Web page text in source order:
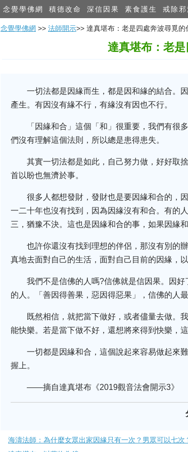
念覺學佛網 積德改命 深信因果 素食護生 戒除邪
念覺學佛網 >> 法師開示>> 達真堪布：老是四處奔波尋覓的
達真堪布：老
一切法都是因緣而生，都是因和緣的結合。
產生。有因沒有緣不行，有緣沒有因也不行。
「因緣和合」這個「和」很重要，我們有
們沒有理解這個法則，所以總是患得患失。
其實一切法都是如此，自己努力做，好好取
首以盼也無濟於事。
很多人都想發財，發財也是要因緣和合的，
一二十年也沒有找到，因為因緣沒有和合。有的
三，猶豫不決。這也是因緣和合的事，如果因緣
也許你還沒有找到理想的伴侶，那沒有別的
真地去面對自己的生活，面對自己目前的因緣，
我們不是信佛的人嗎?信佛就是信因果。因
的人。「善因得善果，惡因得惡果」，信佛的人
既然相信，就把當下做好，或者儘量去做。
能快樂。若是當下做不好，還想將來得到快樂，這
一切都是因緣和合，這個說起來容易做起來
握上。
——摘自達真堪布《2019觀音法會開示3》
海濤法師：為什麼女眾出家因緣只有一次？男眾可以七次